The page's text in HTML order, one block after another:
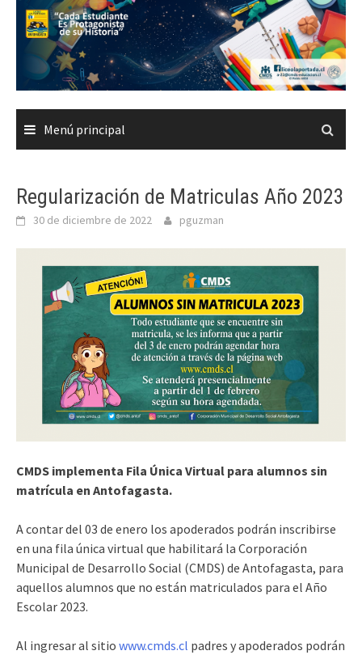
Saltar
contenido
Menú principal
Regularización de Matriculas Año 2023
30 de diciembre de 2022 pguzman
CMDS implementa Fila Única Virtual para alumnos sin
matrícula en Antofagasta.
A contar del 03 de enero los apoderados podrán inscribirse
en una fila única virtual que habilitará la Corporación
Municipal de Desarrollo Social (CMDS) de Antofagasta, para
aquellos alumnos que no están matriculados para el Año
Escolar 2023.
Al ingresar al sitio www.cmds.cl padres y apoderados podrán